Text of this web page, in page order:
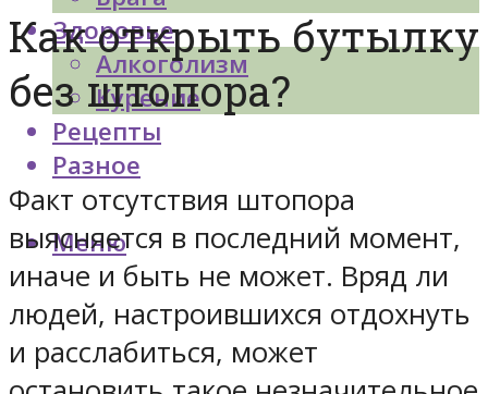
Здоровье
Алкоголизм
Курение
Рецепты
Разное
Меню
Как открыть бутылку
без штопора?
Факт отсутствия штопора
выясняется в последний момент,
иначе и быть не может. Вряд ли
людей, настроившихся отдохнуть
и расслабиться, может